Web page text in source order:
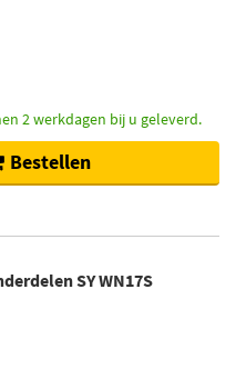
2 werkdagen bij u geleverd.
Bestellen
SY WN17S